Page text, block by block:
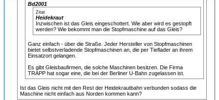
Bd2001
Zitat
Heidekraut
Inzwischen ist das Gleis eingeschottert. Wie aber wird es gestopft
werden? Wie bekommt man die Stopfmaschine auf das Gleis?
Ganz einfach - über die Straße. Jeder Hersteller von Stopfmaschinen
bietet selbstverladende Stopfmaschinen an, die per Tieflader an ihrem
Einsatzort gelangen.
Es gibt Gleisbaufirmen, die solche Maschinen besitzen. Die Firma
TRAPP hat sogar eine, die bei der Berliner U-Bahn zugelassen ist.
Ist das Gleis nicht mit den Rest der Heidekrautbahn verbunden sodass die
Maschine nicht einfach aus Norden kommen kann?